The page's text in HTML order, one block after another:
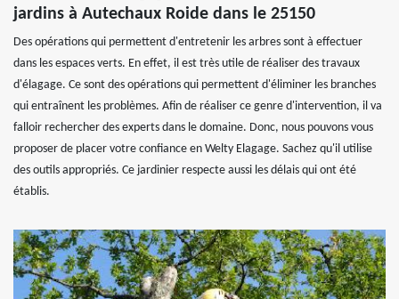
jardins à Autechaux Roide dans le 25150
Des opérations qui permettent d'entretenir les arbres sont à effectuer
dans les espaces verts. En effet, il est très utile de réaliser des travaux
d'élagage. Ce sont des opérations qui permettent d'éliminer les branches
qui entraînent les problèmes. Afin de réaliser ce genre d'intervention, il va
falloir rechercher des experts dans le domaine. Donc, nous pouvons vous
proposer de placer votre confiance en Welty Elagage. Sachez qu'il utilise
des outils appropriés. Ce jardinier respecte aussi les délais qui ont été
établis.